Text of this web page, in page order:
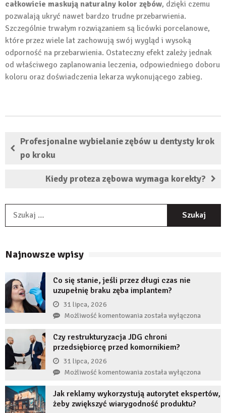
całkowicie maskują naturalny kolor zębów, dzięki czemu
pozwalają ukryć nawet bardzo trudne przebarwienia.
Szczególnie trwałym rozwiązaniem są licówki porcelanowe,
które przez wiele lat zachowują swój wygląd i wysoką
odporność na przebarwienia. Ostateczny efekt zależy jednak
od właściwego zaplanowania leczenia, odpowiedniego doboru
koloru oraz doświadczenia lekarza wykonującego zabieg.
Profesjonalne wybielanie zębów u dentysty krok
po kroku
Kiedy proteza zębowa wymaga korekty?
Najnowsze wpisy
Co się stanie, jeśli przez długi czas nie
uzupełnię braku zęba implantem?
31 lipca, 2026
Możliwość komentowaniaCo
stanie,
jeśli
długi
uzupełnię
została wyłączona
Czy restrukturyzacja JDG chroni
przedsiębiorcę przed komornikiem?
31 lipca, 2026
Możliwość komentowaniaCzy
JDG
chroni
została wyłączona
Jak reklamy wykorzystują autorytet ekspertów,
żeby zwiększyć wiarygodność produktu?